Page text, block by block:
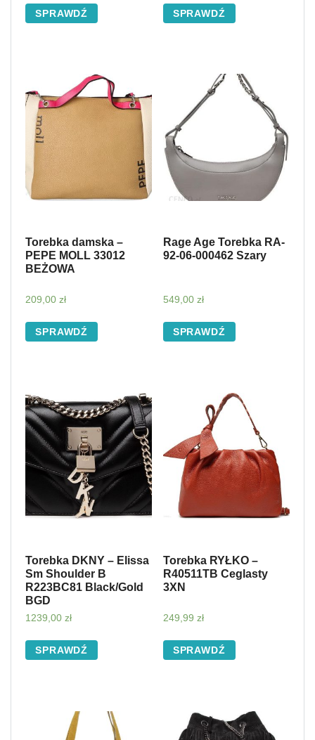
SPRAWDŹ SPRAWDŹ
Torebka damska –
PEPE MOLL 33012
BEŻOWA
209,00 zł
SPRAWDŹ
Rage Age Torebka RA-
92-06-000462 Szary
549,00 zł
SPRAWDŹ
Torebka DKNY – Elissa
Sm Shoulder B
R223BC81 Black/Gold
BGD
1239,00 zł
SPRAWDŹ
Torebka RYŁKO –
R40511TB Ceglasty
3XN
249,99 zł
SPRAWDŹ